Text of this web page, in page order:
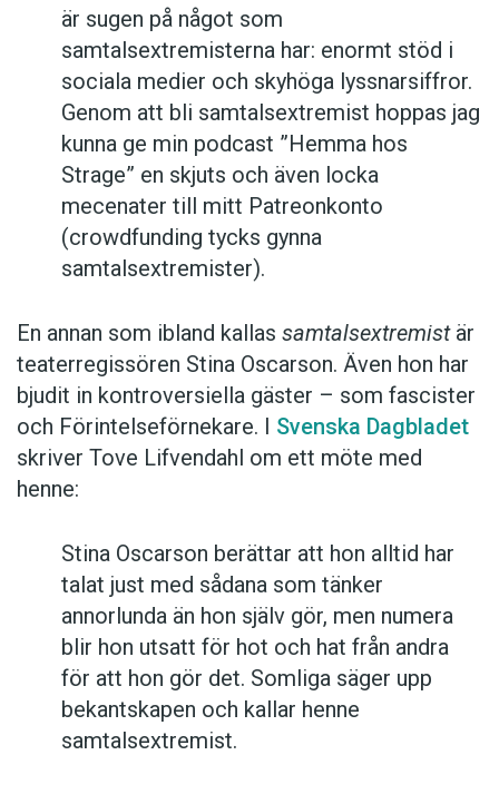
är sugen på något som
samtalsextremisterna har: enormt stöd i
sociala medier och skyhöga lyssnarsiffror.
Genom att bli samtalsextremist hoppas jag
kunna ge min podcast ”Hemma hos
Strage” en skjuts och även locka
mecenater till mitt Patreon­konto
(crowdfunding tycks gynna
samtalsextremister).
En annan som ibland kallas samtalsextremistär
teaterregissören Stina Oscarson. Även hon har
bjudit in kontroversiella gäster – som fascister
och Förintelseförnekare. I Svenska Dagbladet
skriver Tove Lifvendahl om ett möte med
henne:
Stina Oscarson berättar att hon alltid har
talat just med sådana som tänker
annorlunda än hon själv gör, men numera
blir hon utsatt för hot och hat från andra
för att hon gör det. Somliga säger upp
bekantskapen och kallar henne
samtalsextremist.